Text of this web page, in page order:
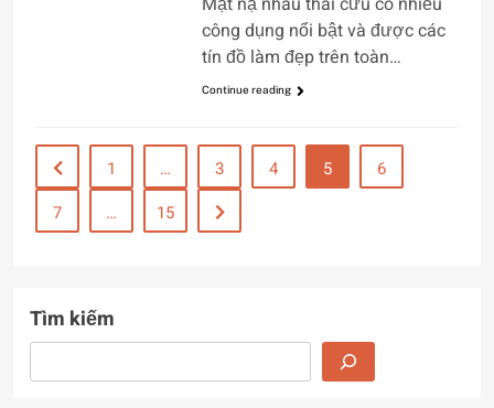
công dụng nổi bật và được các
tín đồ làm đẹp trên toàn…
Continue reading
1 … 3 4 5
6
7
… 15
Tìm kiếm